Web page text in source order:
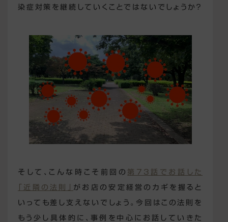
染症対策を継続していくことではないでしょうか？
そして、こんな時こそ前回の 第73話でお話した
「近隣の法則」 がお店の安定経営のカギを握ると
いっても差し支えないでしょう。今回はこの法則を
もう少し具体的に、事例を中心にお話していきた